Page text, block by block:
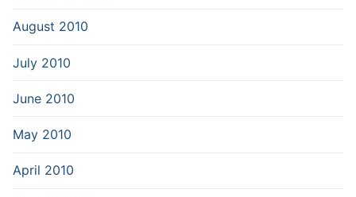
August 2010
July 2010
June 2010
May 2010
April 2010